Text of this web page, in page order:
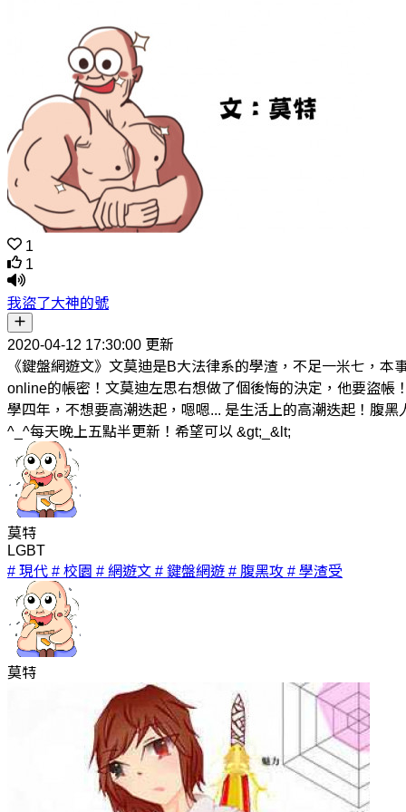
1
1
我盜了大神的號
2020-04-12 17:30:00 更新
《鍵盤網遊文》文莫迪是B大法律系的學渣，不足一米七，
online的帳密！文莫迪左思右想做了個後悔的決定，他要盜
學四年，不想要高潮迭起，嗯嗯... 是生活上的高潮迭起！腹
^_^每天晚上五點半更新！希望可以 &gt;_&lt;
莫特
LGBT
# 現代 # 校園 # 網遊文 # 鍵盤網遊 # 腹黑攻 # 學渣受
莫特